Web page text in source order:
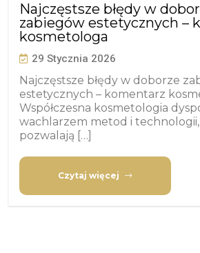
Najczęstsze błędy w
zabiegów estetycznych –
kosmetologa
29 Stycznia 2026
Najczęstsze błędy w doborze
estetycznych – komentarz
Współczesna kosmetologia
wachlarzem metod i
pozwalają […]
Czytaj więcej